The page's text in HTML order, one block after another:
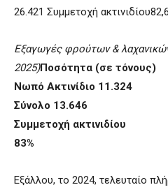
26.421 Συμμετοχή
Εξαγωγές φρούτων &
2025)Ποσότητα (σε τόνους)
Νωπό Ακτινίδιο 11.324
Σύνολο 13.646
Συμμετοχή ακτινιδίου
83%
Εξάλλου, το 2024, τελευταίο